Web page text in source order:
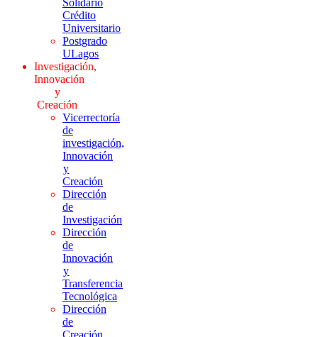
Solidario
Crédito
Universitario
Postgrado
ULagos
Investigación,
Innovación
y
Creación
Vicerrectoría
de
investigación,
Innovación
y
Creación
Dirección
de
Investigación
Dirección
de
Innovación
y
Transferencia
Tecnológica
Dirección
de
Creación